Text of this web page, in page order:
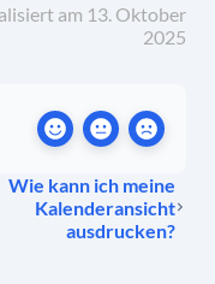
am 13. Oktober
2025
Wie kann ich meine
Kalenderansicht
ausdrucken?